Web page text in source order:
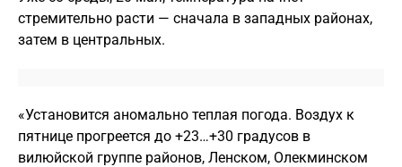
стремительно расти — сначала в западных районах,
затем в центральных.
«Установится аномально теплая погода. Воздух к
пятнице прогреется до +23…+30 градусов в
вилюйской группе районов, Ленском, Олекминском